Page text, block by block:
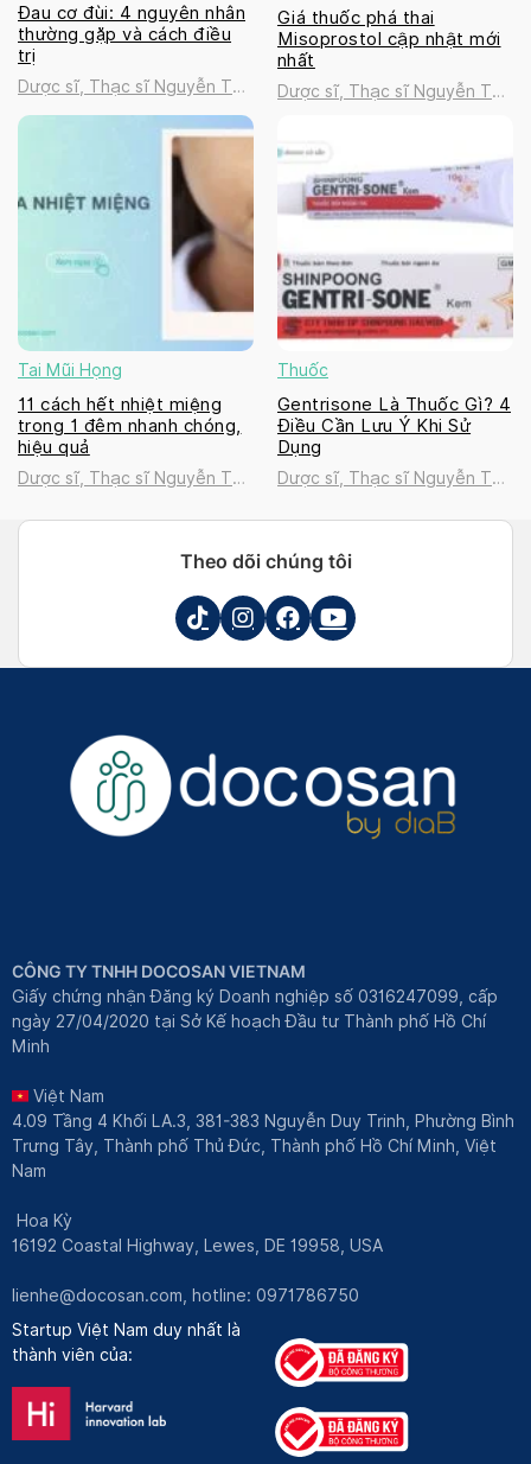
Đau cơ đùi: 4 nguyên nhân
thường gặp và cách điều
trị
Dược sĩ, Thạc sĩ Nguyễn Thị
Thanh Tú
Giá thuốc phá thai
Misoprostol cập nhật mới
nhất
Dược sĩ, Thạc sĩ Nguyễn Thị
Tai Mũi Họng
11 cách hết nhiệt miệng
trong 1 đêm nhanh chóng,
hiệu quả
Dược sĩ, Thạc sĩ Nguyễn Thị
Thuốc
Gentrisone Là Thuốc Gì? 4
Điều Cần Lưu Ý Khi Sử
Dụng
Dược sĩ, Thạc sĩ Nguyễn Thị
Theo dõi chúng tôi
CÔNG TY TNHH DOCOSAN VIETNAM
Giấy chứng nhận Đăng ký Doanh nghiệp số 0316247099, cấp
ngày 27/04/2020 tại Sở Kế hoạch Đầu tư Thành phố Hồ Chí
Minh
Việt Nam
4.09 Tầng 4 Khối LA.3, 381-383 Nguyễn Duy Trinh, Phường Bình
Trưng Tây, Thành phố Thủ Đức, Thành phố Hồ Chí Minh, Việt
Nam
Hoa Kỳ
16192 Coastal Highway, Lewes, DE 19958, USA
lienhe@docosan.com , hotline: 0971786750
Startup Việt Nam duy nhất là
thành viên của: